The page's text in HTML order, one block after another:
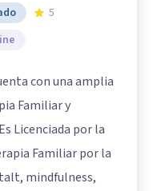
5
con una amplia
Familiar y
Licenciada por la
Familiar por la
mindfulness,